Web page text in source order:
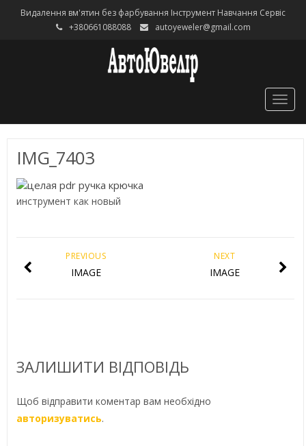
Видалення вм'ятин без фарбування Інструмент Навчання Сервіс
+380661088088
autoyeweler@gmail.com
IMG_7403
инструмент как новый
NEXT
IMAGE
PREVIOUS
IMAGE
ЗАЛИШИТИ ВІДПОВІДЬ
Щоб відправити коментар вам необхідно
авторизуватись.